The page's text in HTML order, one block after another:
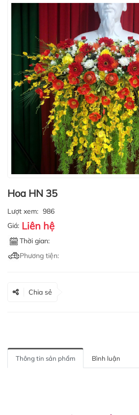
Hoa HN 35
Lượt xem: 986
Giá: Liên hệ
Thời gian:
Phương tiện:
Chia sẻ
Thông tin sản phẩm Bình luận